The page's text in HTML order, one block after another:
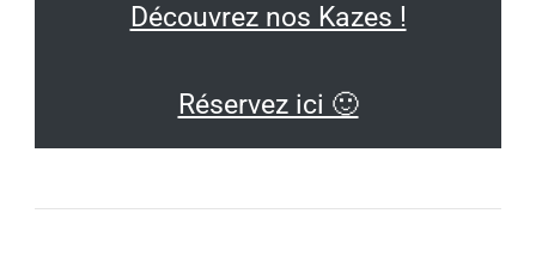
Découvrez nos Kazes !
Réservez ici 🙂